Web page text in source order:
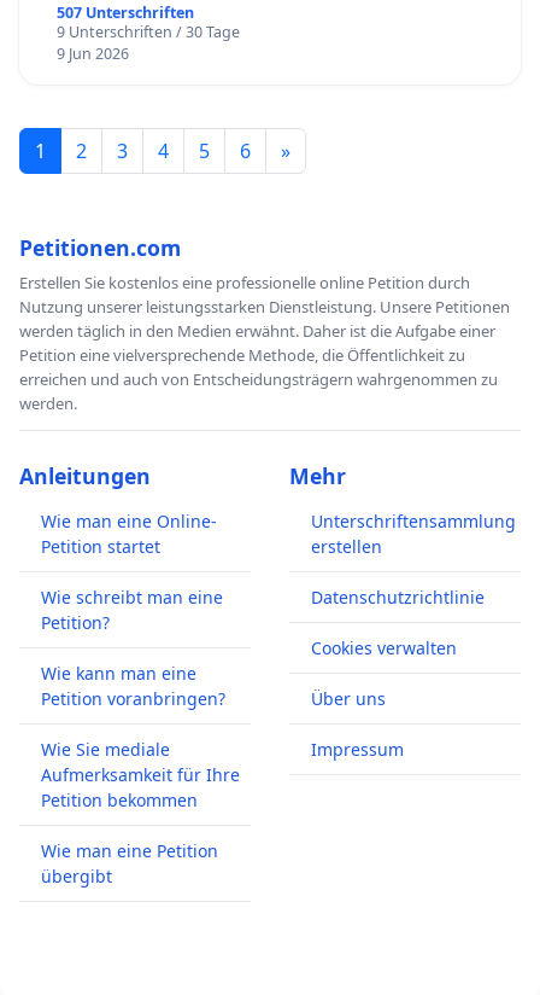
507 Unterschriften
9 Unterschriften / 30 Tage
9 Jun 2026
1 2 3 4 5 6 »
Petitionen.com
Erstellen Sie kostenlos eine professionelle online Petition durch
Nutzung unserer leistungsstarken Dienstleistung. Unsere Petitionen
werden täglich in den Medien erwähnt. Daher ist die Aufgabe einer
Petition eine vielversprechende Methode, die Öffentlichkeit zu
erreichen und auch von Entscheidungsträgern wahrgenommen zu
werden.
Anleitungen
Wie man eine Online-
Petition startet
Wie schreibt man eine
Petition?
Wie kann man eine
Petition voranbringen?
Wie Sie mediale
Aufmerksamkeit für Ihre
Petition bekommen
Wie man eine Petition
übergibt
Mehr
Unterschriftensammlung
erstellen
Datenschutzrichtlinie
Cookies verwalten
Über uns
Impressum